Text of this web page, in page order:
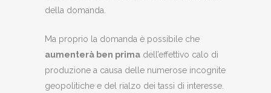
della domanda.
Ma proprio la domanda è possibile che
aumenterà ben prima dell’effettivo calo di
produzione a causa delle numerose incognite
geopolitiche e del rialzo dei tassi di interesse.